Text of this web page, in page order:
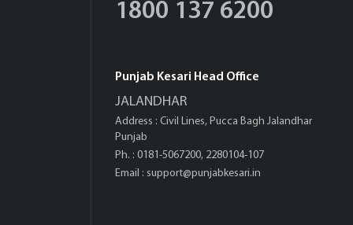
1800 137 6200
Punjab Kesari Head Office
JALANDHAR
Address : Civil Lines, Pucca Bagh Jalandhar
Punjab
Ph. : 0181-5067200, 2280104-107
Email : support@punjabkesari.in